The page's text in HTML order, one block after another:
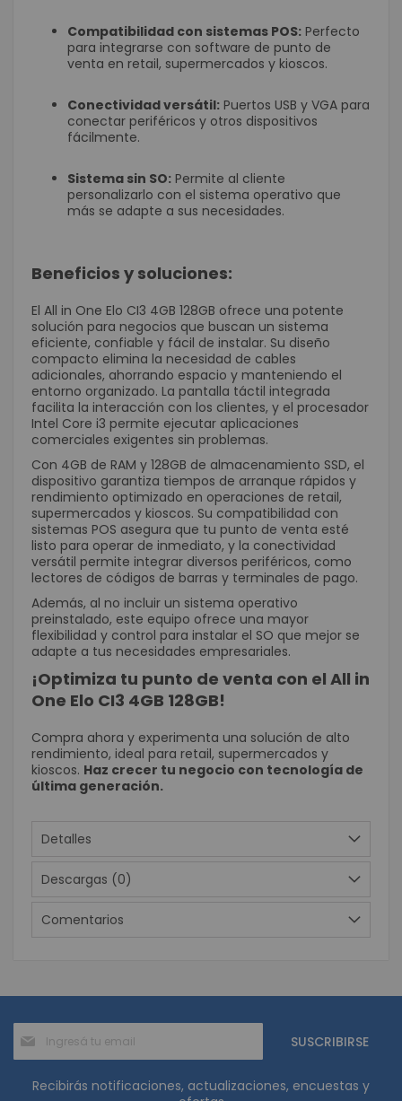
Compatibilidad con sistemas POS: Perfecto
para integrarse con software de punto de
venta en retail, supermercados y kioscos.
Conectividad versátil: Puertos USB y VGA para
conectar periféricos y otros dispositivos
fácilmente.
Sistema sin SO: Permite al cliente
personalizarlo con el sistema operativo que
más se adapte a sus necesidades.
Beneficios y soluciones:
El All in One Elo CI3 4GB 128GB ofrece una potente
solución para negocios que buscan un sistema
eficiente, confiable y fácil de instalar. Su diseño
compacto elimina la necesidad de cables
adicionales, ahorrando espacio y manteniendo el
entorno organizado. La pantalla táctil integrada
facilita la interacción con los clientes, y el procesador
Intel Core i3 permite ejecutar aplicaciones
comerciales exigentes sin problemas.
Con 4GB de RAM y 128GB de almacenamiento SSD, el
dispositivo garantiza tiempos de arranque rápidos y
rendimiento optimizado en operaciones de retail,
supermercados y kioscos. Su compatibilidad con
sistemas POS asegura que tu punto de venta esté
listo para operar de inmediato, y la conectividad
versátil permite integrar diversos periféricos, como
lectores de códigos de barras y terminales de pago.
Además, al no incluir un sistema operativo
preinstalado, este equipo ofrece una mayor
flexibilidad y control para instalar el SO que mejor se
adapte a tus necesidades empresariales.
¡Optimiza tu punto de venta con el All in
One Elo CI3 4GB 128GB!
Compra ahora y experimenta una solución de alto
rendimiento, ideal para retail, supermercados y
kioscos. Haz crecer tu negocio con tecnología de
última generación.
Detalles
Descargas (0)
Comentarios
al
boletín
informativo:
SUSCRIBIRSE
Recibirás notificaciones, actualizaciones, encuestas y